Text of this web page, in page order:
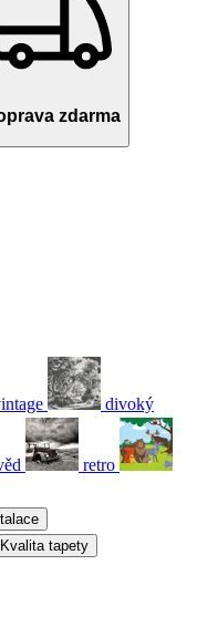
zdarma
divoký
retro
Kvalita tapety